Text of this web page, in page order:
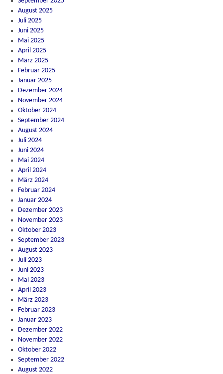
August 2025
Juli 2025
Juni 2025
Mai 2025
April 2025
März 2025
Februar 2025
Januar 2025
Dezember 2024
November 2024
Oktober 2024
September 2024
August 2024
Juli 2024
Juni 2024
Mai 2024
April 2024
März 2024
Februar 2024
Januar 2024
Dezember 2023
November 2023
Oktober 2023
September 2023
August 2023
Juli 2023
Juni 2023
Mai 2023
April 2023
März 2023
Februar 2023
Januar 2023
Dezember 2022
November 2022
Oktober 2022
September 2022
August 2022